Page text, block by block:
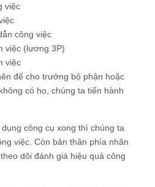
việc
công việc
việc (lương 3P)
việc
để cho trưởng bộ phận hoặc
có họ, chúng ta tiến hành
công cụ xong thì chúng ta
việc. Còn bản thân phía nhân
dõi đánh giá hiệu quả công